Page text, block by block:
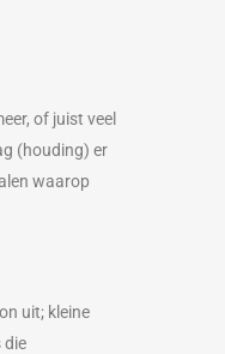
of juist veel
(houding) er
waarop
uit; kleine
die